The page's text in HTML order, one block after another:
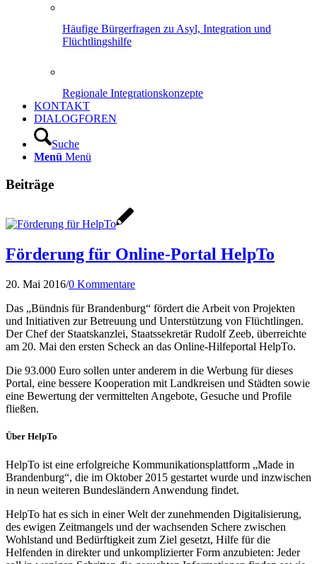
Häufige Bürgerfragen zu Asyl, Integration und
Flüchtlingshilfe
Regionale Integrationskonzepte
KONTAKT
DIALOGFOREN
Suche
Menü Menü
Beiträge
Förderung für Online-Portal HelpTo
20. Mai 2016/0 Kommentare
Das „Bündnis für Brandenburg“ fördert die Arbeit von Projekten
und Initiativen zur Betreuung und Unterstützung von Flüchtlingen.
Der Chef der Staatskanzlei, Staatssekretär Rudolf Zeeb, überreichte
am 20. Mai den ersten Scheck an das Online-Hilfeportal HelpTo.
Die 93.000 Euro sollen unter anderem in die Werbung für dieses
Portal, eine bessere Kooperation mit Landkreisen und Städten sowie
eine Bewertung der vermittelten Angebote, Gesuche und Profile
fließen.
Über HelpTo
HelpTo ist eine erfolgreiche Kommunikationsplattform „Made in
Brandenburg“, die im Oktober 2015 gestartet wurde und inzwischen
in neun weiteren Bundesländern Anwendung findet.
HelpTo hat es sich in einer Welt der zunehmenden Digitalisierung,
des ewigen Zeitmangels und der wachsenden Schere zwischen
Wohlstand und Bedürftigkeit zum Ziel gesetzt, Hilfe für die
Helfenden in direkter und unkomplizierter Form anzubieten: Jeder